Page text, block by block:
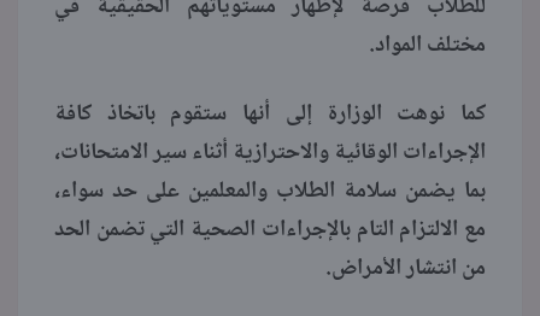
مختلف المواد.
كما نوهت الوزارة إلى أنها ستقوم باتخاذ كافة
الإجراءات الوقائية والاحترازية أثناء سير الامتحانات،
بما يضمن سلامة الطلاب والمعلمين على حد سواء،
مع الالتزام التام بالإجراءات الصحية التي تضمن الحد
من انتشار الأمراض.